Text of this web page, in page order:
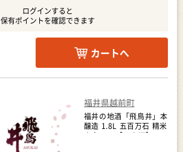
ログインすると
保有ポイントを確認できます
カートへ
福井県越前町
福井の地酒「飛鳥井」本
醸造 1.8L 五百万石 精米
歩合60%【日本酒】